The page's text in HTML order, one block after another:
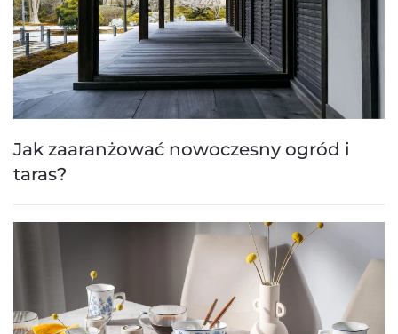
Jak zaaranżować nowoczesny ogród i
taras?